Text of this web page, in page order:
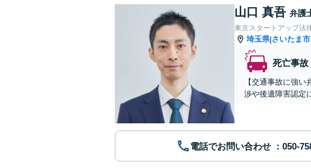
山口 真吾 弁護
東京スタートアップ法
埼玉県|さいたま
死亡事故
【交通事故に強
渉や後遺障害認定
電話でお問い合わせ